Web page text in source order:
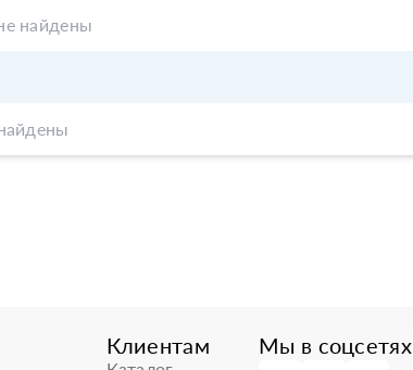
найдены
Клиентам Мы в соцсетях